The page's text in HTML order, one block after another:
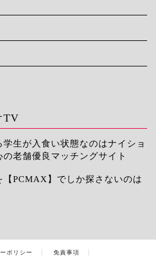
TV
生が入食い状態なのはナイショ
PCMAX】でしか探さないのは
ポリシー 免責事項